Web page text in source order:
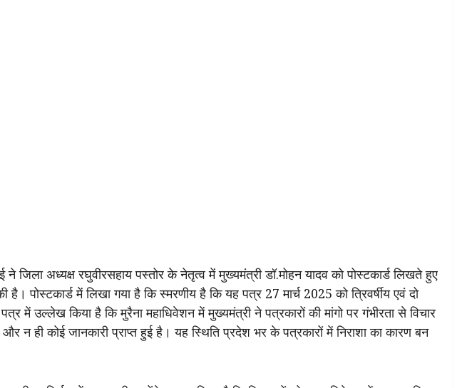
जिला अध्यक्ष रघुवीरसहाय पस्तोर के नेतृत्व में मुख्यमंत्री डॉ.मोहन यादव को पोस्टकार्ड लिखते हुए
में लिखा गया है कि स्मरणीय है कि यह पत्र 27 मार्च 2025 को त्रिवर्षीय एवं दो
में उल्लेख किया है कि मुरैना महाधिवेशन में मुख्यमंत्री ने पत्रकारों की मांगो पर गंभीरता से विचार
न ही कोई जानकारी प्राप्त हुई है। यह स्थिति प्रदेश भर के पत्रकारों में निराशा का कारण बन